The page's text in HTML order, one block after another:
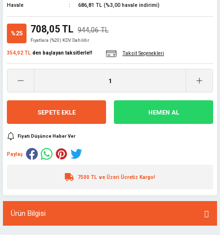
Havale
686,81 TL (%3,00 havale indirimi)
%25 708,05 TL 944,06 TL
Fiyatlara (%20) KDV Dahildir
354,02 TL den başlayan taksitlerle!! Taksit Seçenekleri
SEPETE EKLE HEMEN AL
Fiyatı Düşünce Haber Ver
Paylaş
7500 TL ve Üzeri Ücretiz Kargo!
Ürün Bilgisi